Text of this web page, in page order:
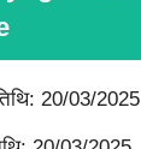
20/03/2025